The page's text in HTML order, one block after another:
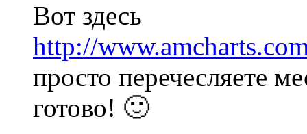
Вот здесь
http://
просто перечесляете
готово! 🙂